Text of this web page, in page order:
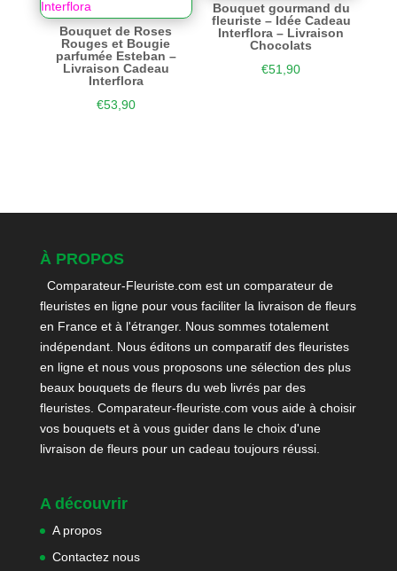
Bouquet de Roses
Rouges et Bougie
parfumée Esteban –
Livraison Cadeau
Interflora
€53,90
Bouquet gourmand du
fleuriste – Idée Cadeau
Interflora – Livraison
Chocolats
€51,90
À PROPOS
Comparateur-Fleuriste.com est un comparateur de
fleuristes en ligne pour vous faciliter la livraison de fleurs
en France et à l'étranger. Nous sommes totalement
indépendant. Nous éditons un comparatif des fleuristes
en ligne et nous vous proposons une sélection des plus
beaux bouquets de fleurs du web livrés par des
fleuristes. Comparateur-fleuriste.com vous aide à choisir
vos bouquets et à vous guider dans le choix d'une
livraison de fleurs pour un cadeau toujours réussi.
A découvrir
A propos
Contactez nous